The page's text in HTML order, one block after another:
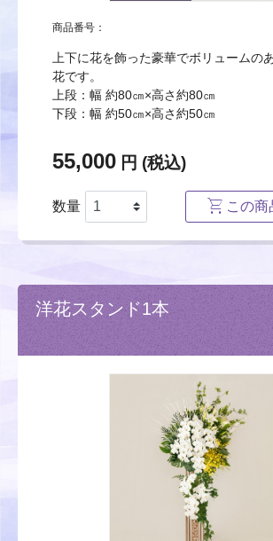
商品番号：
上下に花を飾った豪華でボリュームの
花です。
上段：幅 約80㎝×高さ約80㎝
下段：幅 約50㎝×高さ約50㎝
55,000 円 (税込)
数量 この商
洋花スタンド1本